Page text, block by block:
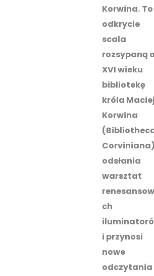
Korwina. To
odkrycie
scala
rozsypaną
XVI wieku
bibliotekę
króla
Korwina
odsłania
warsztat
ch
i przynosi
nowe
odczytania